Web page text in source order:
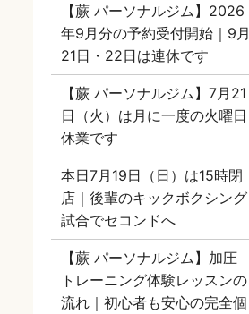
【蕨 パーソナルジム】2026
年9月分の予約受付開始｜9月
21日・22日は連休です
【蕨 パーソナルジム】7月21
日（火）は月に一度の火曜日
休業です
本日7月19日（日）は15時閉
店｜後輩のキックボクシング
試合でセコンドへ
【蕨 パーソナルジム】加圧
トレーニング体験レッスンの
流れ｜初心者も安心の完全個